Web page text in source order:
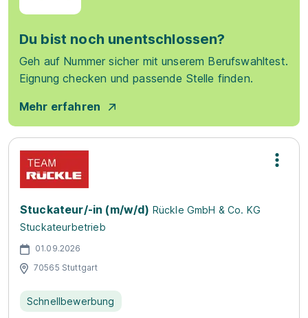
Du bist noch unentschlossen?
Geh auf Nummer sicher mit unserem Berufswahltest.
Eignung checken und passende Stelle finden.
Mehr erfahren
Stuckateur/-in (m/w/d) Rückle GmbH & Co. KG
Stuckateurbetrieb
01.09.2026
70565 Stuttgart
Schnellbewerbung